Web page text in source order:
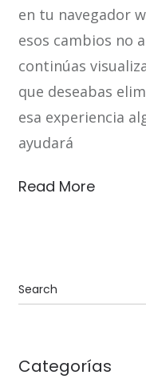
en tu navegador
esos cambios no
continúas
que deseabas
esa experiencia
ayudará
Read More
Categorías